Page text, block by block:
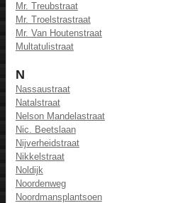
Mr. Treubstraat
Mr. Troelstrastraat
Mr. Van Houtenstraat
Multatulistraat
N
Nassaustraat
Natalstraat
Nelson Mandelastraat
Nic. Beetslaan
Nijverheidstraat
Nikkelstraat
Noldijk
Noordenweg
Noordmansplantsoen